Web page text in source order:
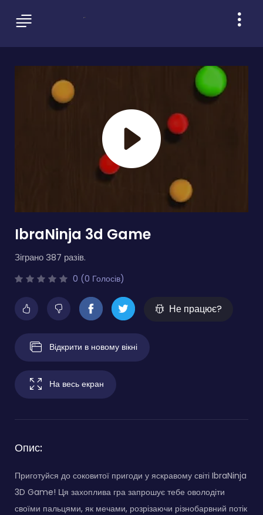
IbraNinja 3d Game
Зіграно 387 разів.
0 (0 Голосів)
Не працює?
Відкрити в новому вікні
На весь екран
Опис:
Приготуйся до соковитої пригоди у яскравому світі IbraNinja
3D Game! Ця захоплива гра запрошує тебе оволодіти
своїми пальцями, як мечами, розрізаючи різнобарвний потік